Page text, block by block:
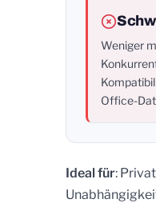
Weniger
Office-
Ideal für: